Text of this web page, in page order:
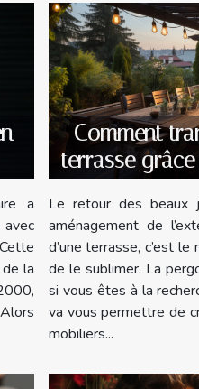
a
avec
de la
Comment
terrasse
Le retour des beaux
aménagement de
d’une terrasse, c’est
de le sublimer. La
si vous êtes à la
va vous permettre de
mobiliers...